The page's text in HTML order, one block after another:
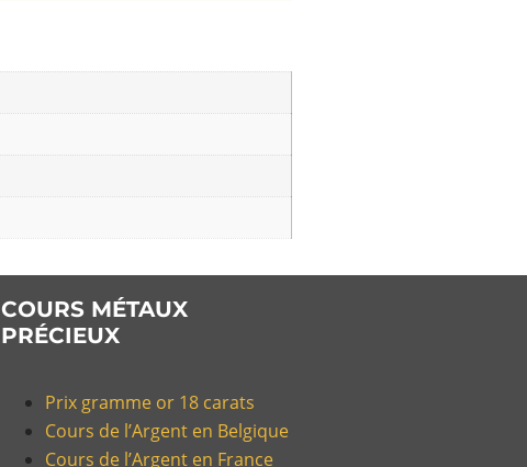
COURS MÉTAUX
PRÉCIEUX
Prix gramme or 18 carats
Cours de l’Argent en Belgique
Cours de l’Argent en France